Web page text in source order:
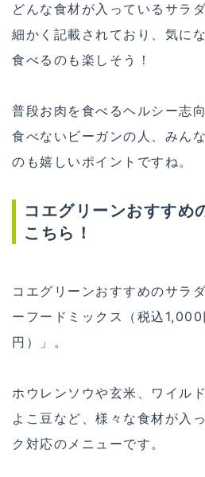
どんな食材が入っているサラ
細かく記載されており、気に
食べるのも楽しそう！
普段お肉を食べるヘルシー志
食べないビーガンの人、みん
のも嬉しいポイントですね。
コエグリーンおすすめ
こちら！
コエグリーンおすすめのサラ
ーフードミックス（税込
円）」。
ホウレンソウや玄米、ワイル
よこ豆など、様々な食材が入
ク対応のメニューです。